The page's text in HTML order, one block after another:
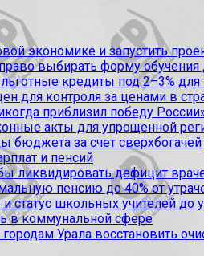
экономике и запустить
выбирать форму обучения
кредиты под 2–3% для
для контроля за ценами в
приблизил победу
акты для упрощенной
бюджета за счет сверхбогачей
и пенсий
дефицит
пенсию до 40% от
статус школьных учителей до
в коммунальной сфере
Урала восстановить